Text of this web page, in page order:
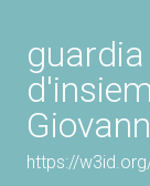
https://